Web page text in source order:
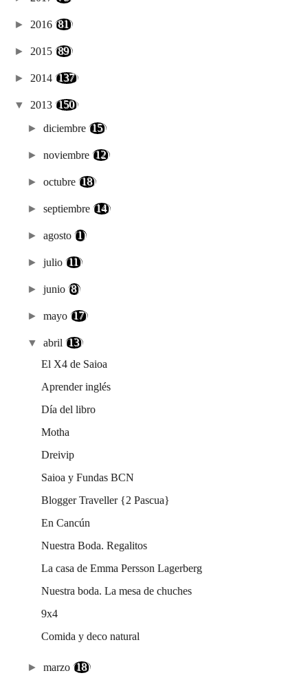
► 2016 (81)
► 2015 (89)
► 2014 (137)
▼ 2013 (150)
►diciembre (15)
►noviembre (12)
►octubre (18)
►septiembre (14)
►agosto(1)
►julio(11)
►junio(8)
►mayo (17)
▼abril (13)
El X4 de Saioa
Aprender inglés
Día del libro
Motha
Dreivip
Saioa y Fundas BCN
Blogger Traveller {2 Pascua}
En Cancún
Nuestra Boda. Regalitos
La casa de Emma Persson Lagerberg
Nuestra boda. La mesa de chuches
9x4
Comida y deco natural
►marzo (18)